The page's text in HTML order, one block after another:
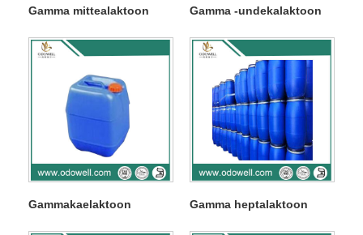
Gamma mittealaktoon Gamma -undekalaktoon
Gammakaelaktoon Gamma heptalaktoon